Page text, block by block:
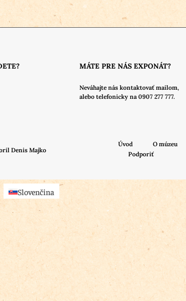
MÁTE PRE NÁS EXPONÁT?
Neváhajte nás kontaktovať mailom,
alebo telefonicky na 0907 277 777.
Denis Majko
Úvod O múzeu
Podporiť
Slovenčina